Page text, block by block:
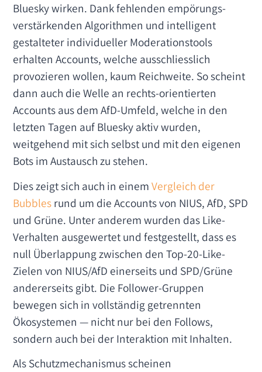
Bluesky wirken. Dank fehlenden empörungs-
verstärkenden Algorithmen und intelligent
gestalteter individueller Moderationstools
erhalten Accounts, welche ausschliesslich
provozieren wollen, kaum Reichweite. So scheint
dann auch die Welle an rechts-orientierten
Accounts aus dem AfD-Umfeld, welche in den
letzten Tagen auf Bluesky aktiv wurden,
weitgehend mit sich selbst und mit den eigenen
Bots im Austausch zu stehen.
Dies zeigt sich auch in einemVergleich der
Bubblesrund um die Accounts von NIUS, AfD, SPD
und Grüne. Unter anderem wurden das Like-
Verhalten ausgewertet und festgestellt, dass es
null Überlappung zwischen den Top-20-Like-
Zielen von NIUS/AfD einerseits und SPD/Grüne
andererseits gibt. Die Follower-Gruppen
bewegen sich in vollständig getrennten
Ökosystemen — nicht nur bei den Follows,
sondern auch bei der Interaktion mit Inhalten.
Als Schutzmechanismus scheinen